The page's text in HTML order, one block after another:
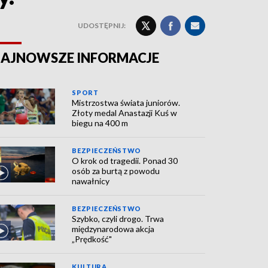
UDOSTĘPNIJ:
INFORMACJE
SPORT
Mistrzostwa świata juniorów.
Złoty medal Anastazji Kuś w
biegu na 400 m
BEZPIECZEŃSTWO
O krok od tragedii. Ponad 30
osób za burtą z powodu
nawałnicy
BEZPIECZEŃSTWO
Szybko, czyli drogo. Trwa
międzynarodowa akcja
„Prędkość"